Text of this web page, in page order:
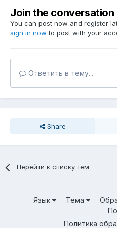
Join the conversation
You can post now and register
sign in now to post with your
Ответить в тему...
Share
Перейти к списку тем
Язык Тема
Политика